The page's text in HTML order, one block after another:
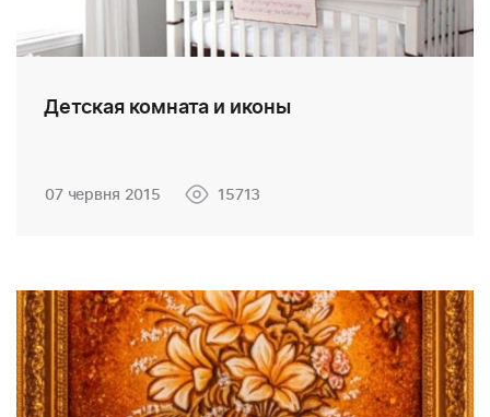
Детская комната и иконы
07 червня 2015 15713